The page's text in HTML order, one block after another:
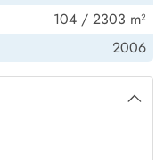
unvergleichlichen
Tag neue Abenteuer.
um vielleicht in Hvide
oder ihr traut euch eine
den Kids das
104 / 2303 m²
2006
Ja
1
1